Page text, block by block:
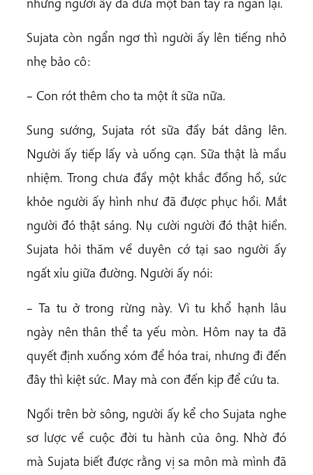
Sujata còn ngẩn ngơ thì người ấy lên tiếng nhỏ
nhẹ bảo cô:
– Con rót thêm cho ta một ít sữa nữa.
Sung sướng, Sujata rót sữa đầy bát dâng lên.
Người ấy tiếp lấy và uống cạn. Sữa thật là mầu
nhiệm. Trong chưa đầy một khắc đồng hồ, sức
khỏe người ấy hình như đã được phục hồi. Mắt
người đó thật sáng. Nụ cười người đó thật hiền.
Sujata hỏi thăm về duyên cớ tại sao người ấy
ngất xỉu giữa đường. Người ấy nói:
– Ta tu ở trong rừng này. Vì tu khổ hạnh lâu
ngày nên thân thể ta yếu mòn. Hôm nay ta đã
quyết định xuống xóm để hóa trai, nhưng đi đến
đây thì kiệt sức. May mà con đến kịp để cứu ta.
Ngồi trên bờ sông, người ấy kể cho Sujata nghe
sơ lược về cuộc đời tu hành của ông. Nhờ đó
mà Sujata biết được rằng vị sa môn mà mình đã